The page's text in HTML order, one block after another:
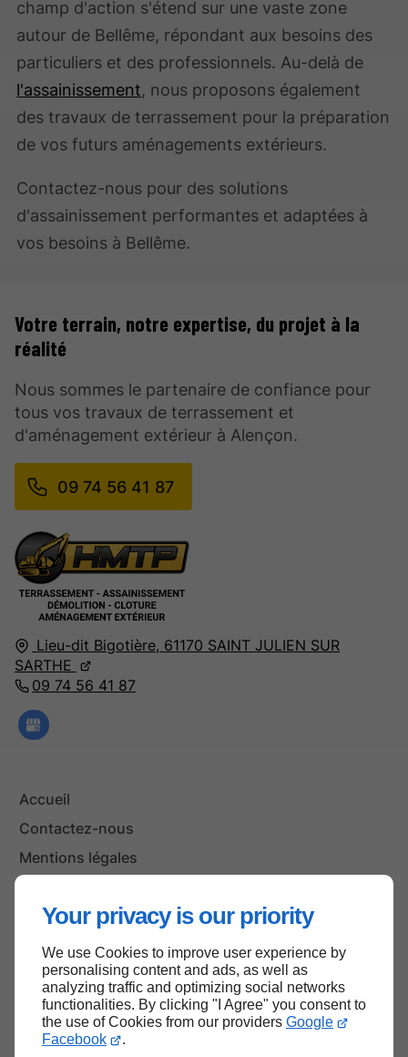
Your privacy is our priority
We use Cookies to improve user experience by
personalising content and ads, as well as
analyzing traffic and optimizing social networks
functionalities. By clicking "I Agree" you consent to
the use of Cookies from our providers Google
Facebook
.
champ d'action s'étend sur une vaste zone
autour de Bellême, répondant aux besoins des
particuliers et des professionnels. Au-delà de
l'assainissement, nous proposons également
des travaux de terrassement pour la préparation
de vos futurs aménagements extérieurs.
Contactez-nous pour des solutions
d'assainissement performantes et adaptées à
vos besoins à Bellême.
Lieu-dit Bigotière, 61170 SAINT JULIEN SUR
SARTHE
09 74 56 41 87
Accueil
Contactez-nous
Mentions légales
Votre terrain, notre expertise, du projet à la
réalité
Nous sommes le partenaire de confiance pour
tous vos travaux de terrassement et
d'aménagement extérieur à Alençon.
09 74 56 41 87
Haut de page